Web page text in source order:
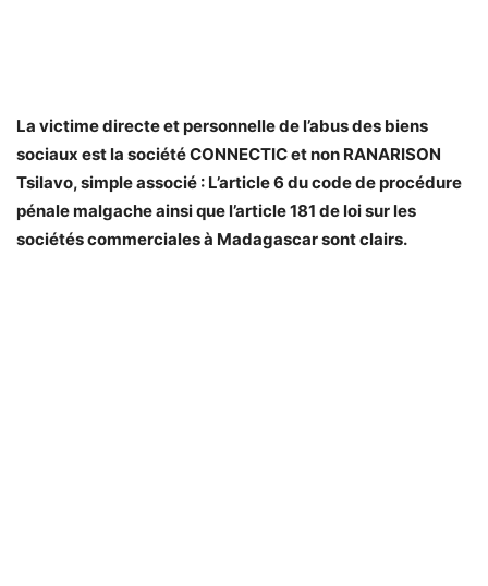
La victime directe et personnelle de l’abus des biens
sociaux est la société CONNECTIC et non RANARISON
Tsilavo, simple associé : L’article 6 du code de procédure
pénale malgache ainsi que l’article 181 de loi sur les
sociétés commerciales à Madagascar sont clairs.